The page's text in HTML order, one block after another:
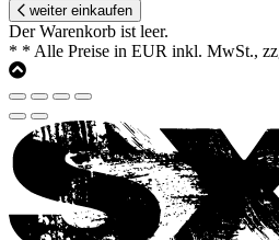
weiter einkaufen
Der Warenkorb ist leer.
* * Alle Preise in EUR inkl. MwSt.,